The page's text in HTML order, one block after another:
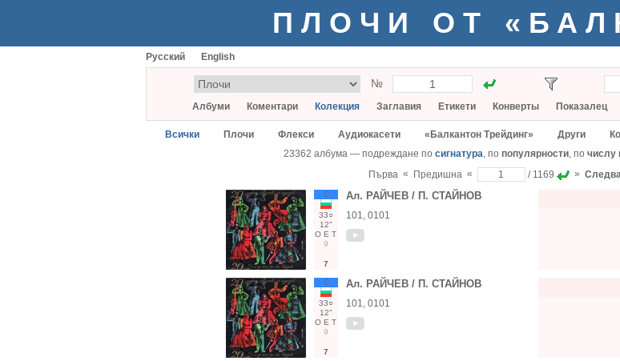
ПЛОЧИ ОТ
Русский English
№
Албуми Коментари Колекция Заглавия Етикети Конверты Показалец
Всички Плочи Флекси Аудиокасети «Балкантон Трейдинг» Други
23362 албума — подреждане по сигнатура, по популярности, по числу
Първа « Предишна « / 1169 »
С
33○
12"
О Е Т
9
7
Ал. РАЙЧЕВ / П. СТАЙНОВ
101, 0101
С
33○
12"
О Е Т
9
7
Ал. РАЙЧЕВ / П. СТАЙНОВ
101, 0101